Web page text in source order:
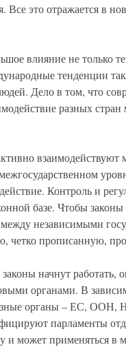
Все это отражается в
влияние не только
тенденции
Дело в том, что
разных
взаимодействуют
Контроль и
базе. Чтобы
независимыми
четко прописанную,
начнут
органами. В
органы – ЕС, ООН,
парламенты
и может применяться в